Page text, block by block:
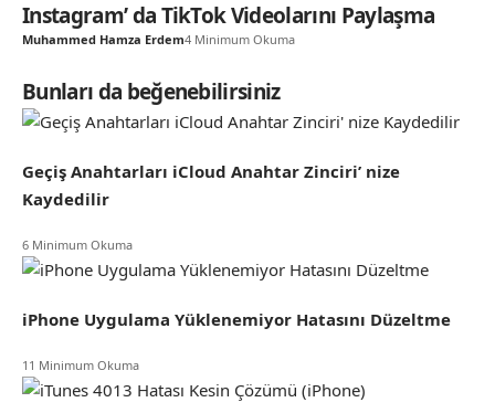
Instagram’ da TikTok Videolarını Paylaşma
Muhammed Hamza Erdem4 Minimum Okuma
Bunları da beğenebilirsiniz
Geçiş Anahtarları iCloud Anahtar Zinciri’ nize
Kaydedilir
6 Minimum Okuma
iPhone Uygulama Yüklenemiyor Hatasını Düzeltme
11 Minimum Okuma